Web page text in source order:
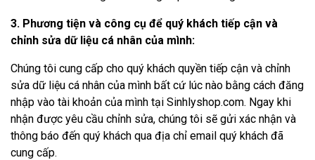
3. Phương tiện và công cụ để quý khách tiếp cận và
chỉnh sửa dữ liệu cá nhân của mình:
Chúng tôi cung cấp cho quý khách quyền tiếp cận và chỉnh
sửa dữ liệu cá nhân của mình bất cứ lúc nào bằng cách đăng
nhập vào tài khoản của mình tại Sinhlyshop.com. Ngay khi
nhận được yêu cầu chỉnh sửa, chúng tôi sẽ gửi xác nhận và
thông báo đến quý khách qua địa chỉ email quý khách đã
cung cấp.